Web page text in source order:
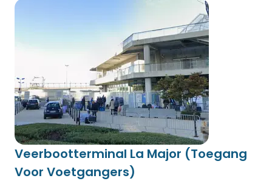
Veerbootterminal La Major (Toegang
Voor Voetgangers)